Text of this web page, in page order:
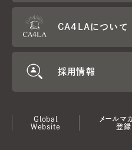
CA4LAについて
採用情報
Global
Website
メールマ
登録